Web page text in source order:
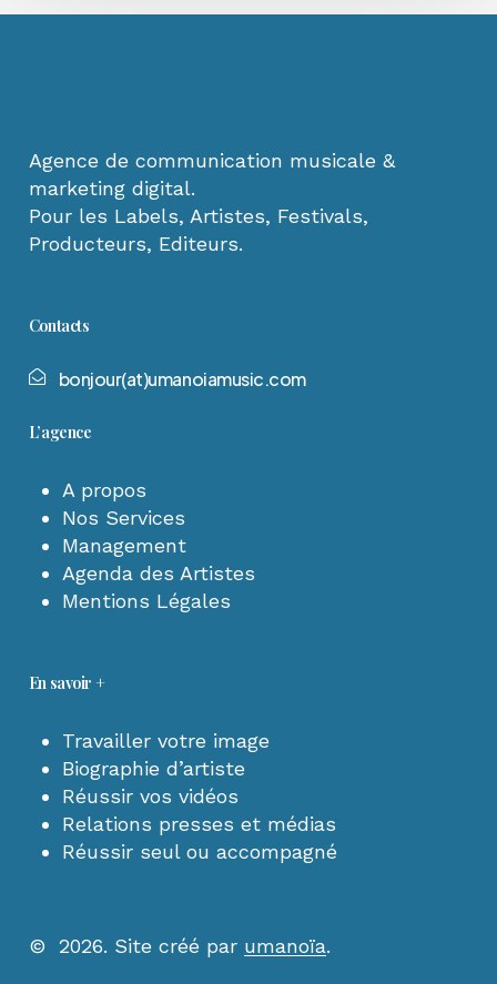
Agence de communication musicale &
marketing digital.
Pour les Labels, Artistes, Festivals,
Producteurs, Editeurs.
Contacts
bonjour(at)umanoiamusic.com
L’agence
A propos
Nos Services
Management
Agenda des Artistes
Mentions Légales
En savoir +
Travailler votre image
Biographie d’artiste
Réussir vos vidéos
Relations presses et médias
Réussir seul ou accompagné
© 2026. Site créé par umanoïa.